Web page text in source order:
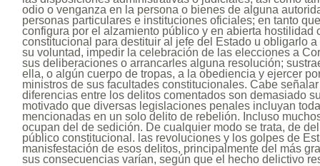
odio o venganza en la persona o bienes de alguna
personas particulares e instituciones oficiales; en tanto
configura por el alzamiento público y en abierta hostilidad
constitucional para destituir al jefe del Estado u obligarlo
su voluntad, impedir la celebración de las elecciones a
sus deliberaciones o arrancarles alguna resolución;
ella, o algún cuerpo de tropas, a la obediencia y ejercer
ministros de sus facultades constitucionales. Cabe
diferencias entre los delitos comentados son demasiado
motivado que diversas legislaciones penales incluyan
mencionadas en un solo delito de rebelión. Incluso
ocupan del de sedición. De cualquier modo se trata, de
público constitucional. las revoluciones y los golpes de
manisfestación de esos delitos, principalmente del más
sus consecuencias varían, según que el hecho delictivo